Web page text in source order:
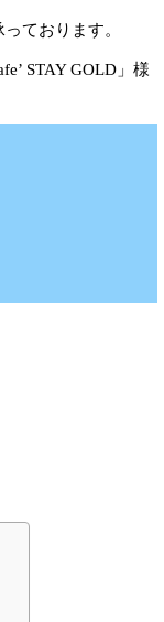
ております。
STAY GOLD」様